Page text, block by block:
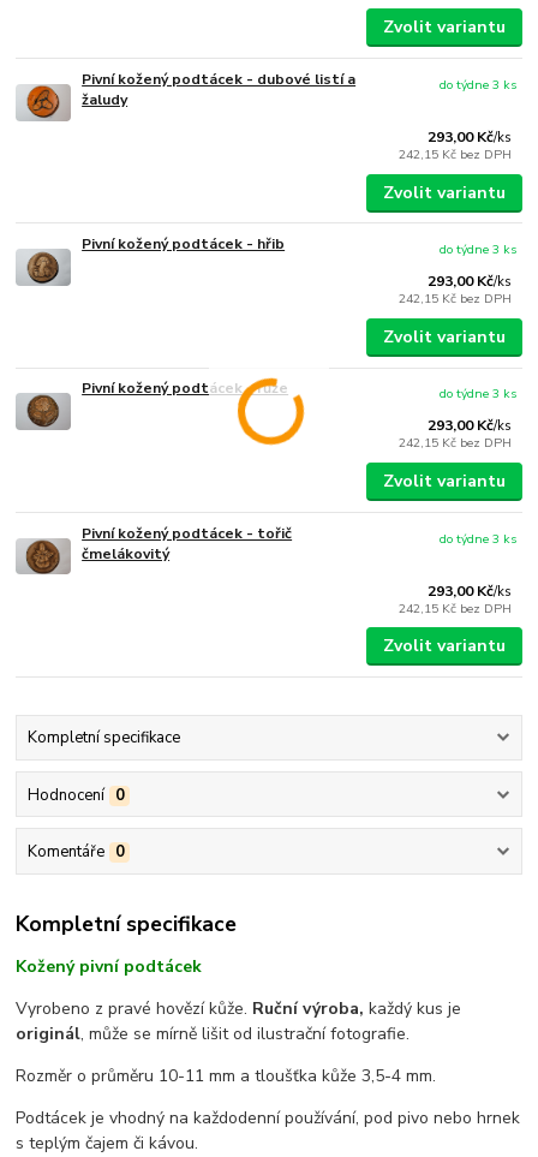
Zvolit variantu
Pivní kožený podtácek - dubové listí a
žaludy
293,00 Kč/ks
242,15 Kč bez DPH
do týdne 3 ks
Zvolit variantu
Pivní kožený podtácek - hřib
293,00 Kč/ks
242,15 Kč bez DPH
do týdne 3 ks
Zvolit variantu
Pivní kožený podtácek - růže
293,00 Kč/ks
242,15 Kč bez DPH
do týdne 3 ks
Zvolit variantu
Pivní kožený podtácek - tořič
čmelákovitý
293,00 Kč/ks
242,15 Kč bez DPH
do týdne 3 ks
Zvolit variantu
Kompletní specifikace
Hodnocení 0
Komentáře 0
Kompletní specifikace
Kožený pivní podtácek
Vyrobeno z pravé hovězí kůže. Ruční výroba, každý kus je
originál, může se mírně lišit od ilustrační fotografie.
Rozměr o průměru 10-11 mm a tloušťka kůže 3,5-4 mm.
Podtácek je vhodný na každodenní používání, pod pivo nebo hrnek
s teplým čajem či kávou.